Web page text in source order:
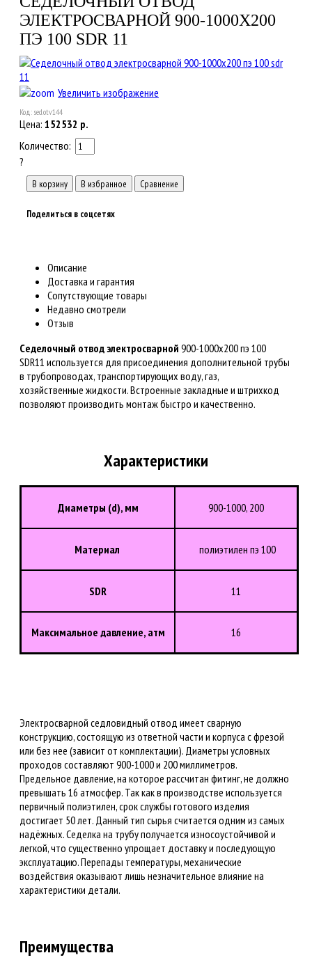
ЭЛЕКТРОСВАРНОЙ 900-1000X200
ПЭ 100 SDR 11
Увеличить изображение
Код: sed.otv144
Цена: 152532 р.
Количество:
?
Поделиться в соцсетях
Описание
Доставка и гарантия
Сопутствующие товары
Недавно смотрели
Отзыв
Седелочный отвод электросварной 900-1000x200 пэ 100
SDR11 используется для присоединения дополнительной трубы
в трубопроводах, транспортирующих воду, газ,
хозяйственные жидкости. Встроенные закладные и штрихкод
позволяют производить монтаж быстро и качественно.
Характеристики
Диаметры (d), мм 900-1000, 200
Материал полиэтилен пэ 100
SDR 11
Максимальное давление, атм 16
Электросварной седловидный отвод имеет сварную
конструкцию, состоящую из ответной части и корпуса с фрезой
или без нее (зависит от комплектации). Диаметры условных
проходов составляют 900-1000 и 200 миллиметров.
Предельное давление, на которое рассчитан фитинг, не должно
превышать 16 атмосфер. Так как в производстве используется
первичный полиэтилен, срок службы готового изделия
достигает 50 лет. Данный тип сырья считается одним из самых
надёжных. Седелка на трубу получается износоустойчивой и
легкой, что существенно упрощает доставку и последующую
эксплуатацию. Перепады температуры, механические
воздействия оказывают лишь незначительное влияние на
характеристики детали.
Преимущества